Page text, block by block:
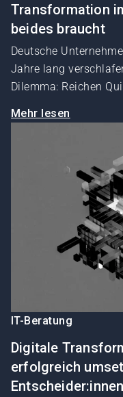
Transformation
beides braucht
Deutsche
Jahre lang
Dilemma: Reichen
Mehr lesen
IT-Beratung
Digitale
erfolgreich
Entscheider:innen